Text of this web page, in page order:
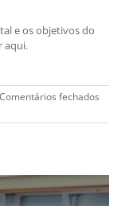
e os objetivos do
aqui.
Comentários fechados
um